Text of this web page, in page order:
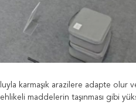
karmaşık arazilere adapte olur
maddelerin taşınması gibi